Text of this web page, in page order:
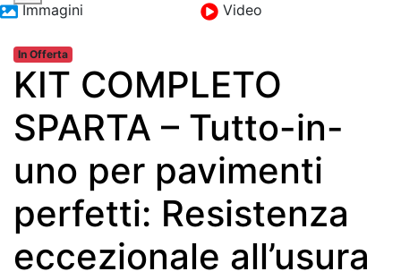
Immagini Video
In Offerta
KIT COMPLETO
SPARTA – Tutto-in-
uno per pavimenti
perfetti: Resistenza
eccezionale all’usura